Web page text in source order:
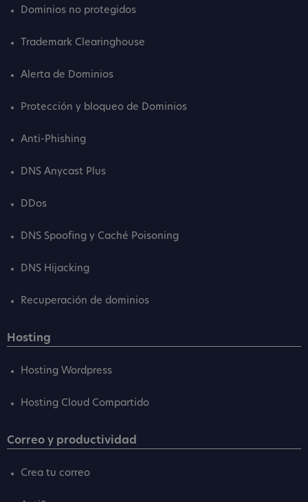
Dominios no protegidos
Trademark Clearinghouse
Alerta de Dominios
Protección y bloqueo de Dominios
Anti-Phishing
DNS Anycast Plus
DDos
DNS Spoofing y Caché Poisoning
DNS Hijacking
Recuperación de dominios
Hosting
Hosting Wordpress
Hosting Cloud Compartido
Correo y productividad
Crea tu correo